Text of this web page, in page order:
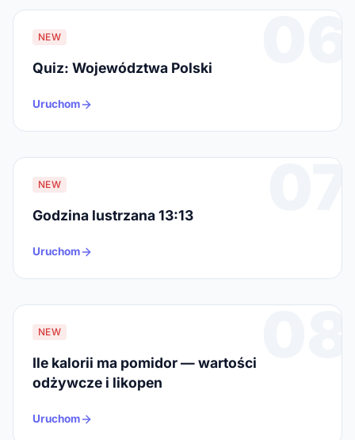
06
NEW
Quiz: Województwa Polski
Uruchom
07
NEW
Godzina lustrzana 13:13
Uruchom
08
NEW
Ile kalorii ma pomidor — wartości
odżywcze i likopen
Uruchom